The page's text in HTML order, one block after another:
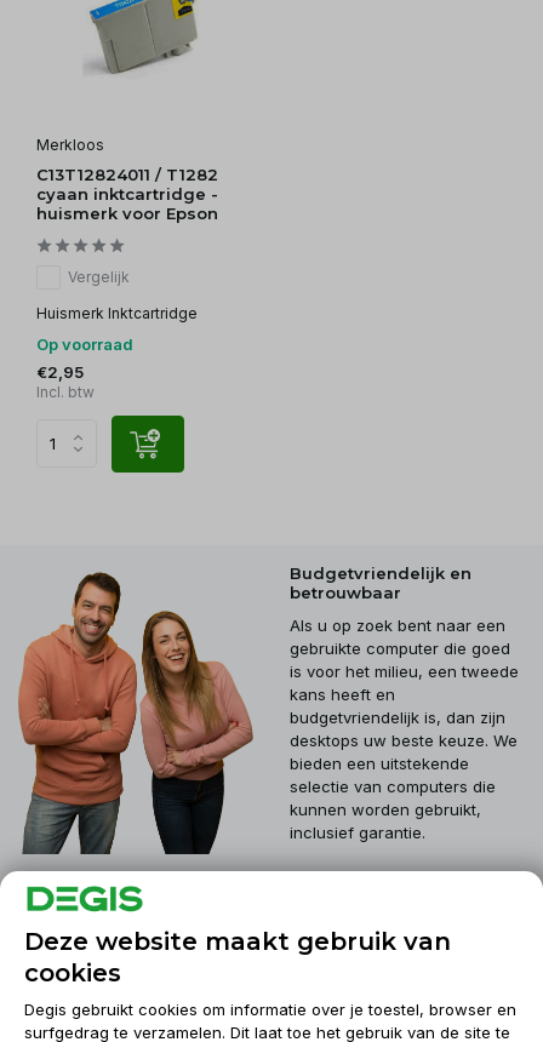
Merkloos
C13T12824011 / T1282
cyaan inktcartridge -
huismerk voor Epson
Vergelijk
Huismerk Inktcartridge
Op voorraad
€2,95
Incl. btw
Budgetvriendelijk en
betrouwbaar
Als u op zoek bent naar een
gebruikte computer die goed
is voor het milieu, een tweede
kans heeft en
budgetvriendelijk is, dan zijn
desktops uw beste keuze. We
bieden een uitstekende
selectie van computers die
kunnen worden gebruikt,
inclusief garantie.
Klantenservice
Deze website maakt gebruik van
cookies
Degis gebruikt cookies om informatie over je toestel, browser en
surfgedrag te verzamelen. Dit laat toe het gebruik van de site te